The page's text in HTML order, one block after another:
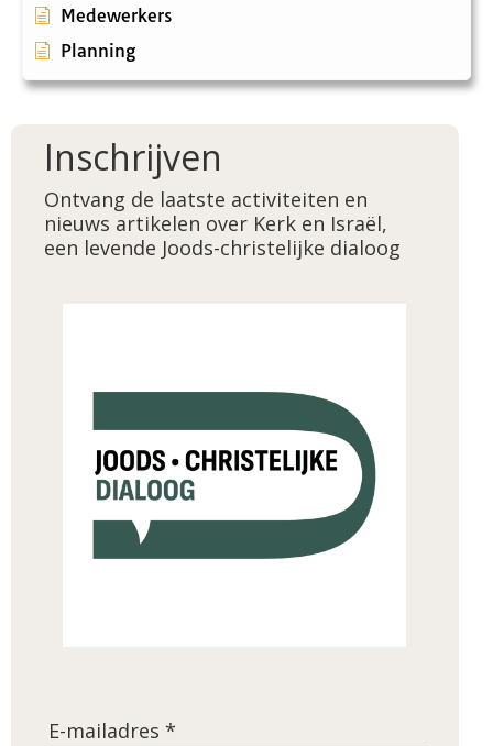
Medewerkers
Planning
Inschrijven
Ontvang de laatste activiteiten en
nieuws artikelen over Kerk en Israël,
een levende Joods-christelijke dialoog
E-mailadres *